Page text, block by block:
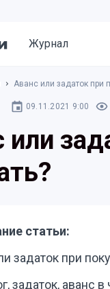
Журнал
Аванс или задаток при
09.11.2021 9:00
или
статьи:
задаток при
задаток, аванс